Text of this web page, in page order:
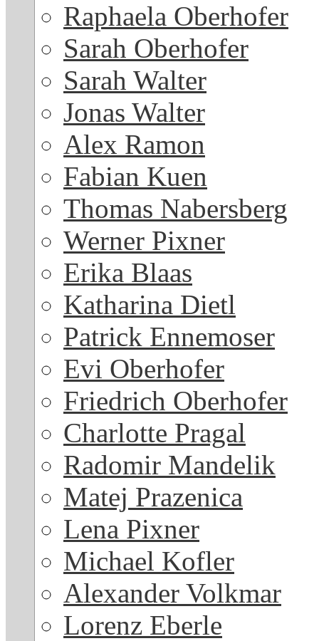
Raphaela Oberhofer
Sarah Oberhofer
Sarah Walter
Jonas Walter
Alex Ramon
Fabian Kuen
Thomas Nabersberg
Werner Pixner
Erika Blaas
Katharina Dietl
Patrick Ennemoser
Evi Oberhofer
Friedrich Oberhofer
Charlotte Pragal
Radomir Mandelik
Matej Prazenica
Lena Pixner
Michael Kofler
Alexander Volkmar
Lorenz Eberle